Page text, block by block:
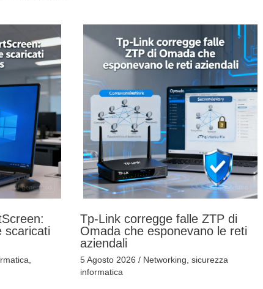
scaricati
Tp-Link corregge falle ZTP di
Omada che esponevano le reti
aziendali
5 Agosto 2026 / Networking sicurezza
informatica